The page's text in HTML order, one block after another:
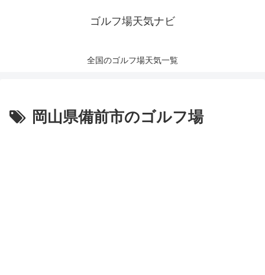
ゴルフ場天気ナビ
全国のゴルフ場天気一覧
岡山県備前市のゴルフ場